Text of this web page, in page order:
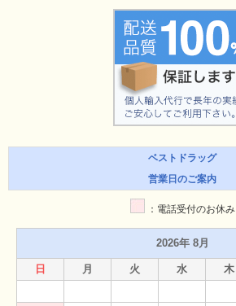
ベストドラッグ
営業日のご案内
：電話受付のお休み
2026年 8月
日 月 火 水 木